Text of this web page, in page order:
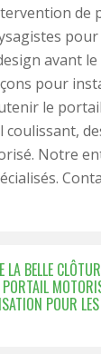
de
avant
pour
le
Notre
LA BELLE
PORTAIL
POUR